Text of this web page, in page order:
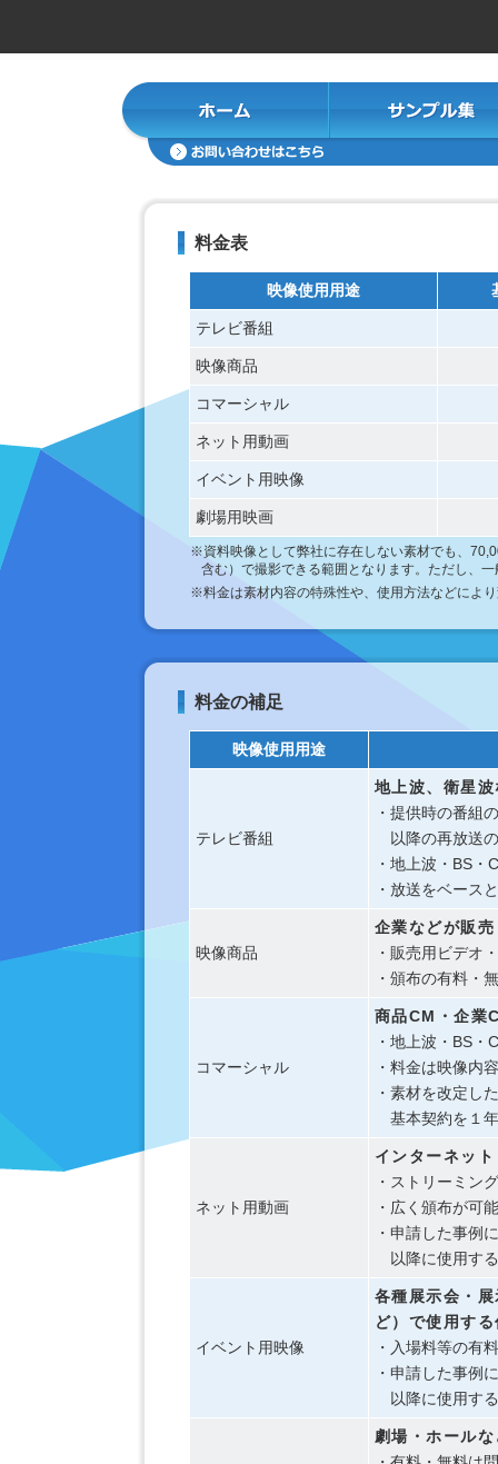
料金表
映像使用用途
テレビ番組
映像商品
コマーシャル
ネット用動画
イベント用映像
劇場用映画
※資料映像として弊社に存在しない素材でも、
含む）で撮影できる範囲となります。ただし、
※料金は素材内容の特殊性や、使用方法などによ
料金の補足
映像使用用途
テレビ番組
地上波、衛星
・提供時の番組
以降の再放送
・地上波・BS
・放送をベース
映像商品
企業などが販
・販売用ビデオ
・頒布の有料・
コマーシャル
商品CM・企業
・地上波・BS
・料金は映像内
・素材を改定し
基本契約を１
ネット用動画
インターネッ
・ストリーミン
・広く頒布が可
・申請した事例
以降に使用す
イベント用映像
各種展示会・
ど）で使用す
・入場料等の有
・申請した事例
以降に使用す
劇場・ホール